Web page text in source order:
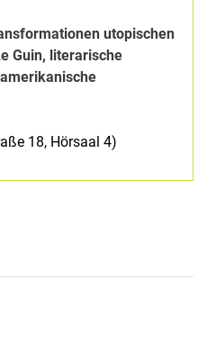
utopischen
Guin, literarische
18, Hörsaal 4)